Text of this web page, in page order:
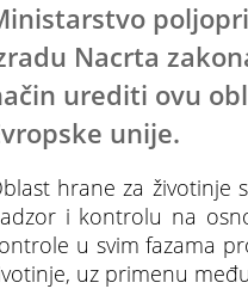
Nacrta
urediti ovu
unije.
hrane za životinje
i kontrolu na
u svim fazama
uz primenu